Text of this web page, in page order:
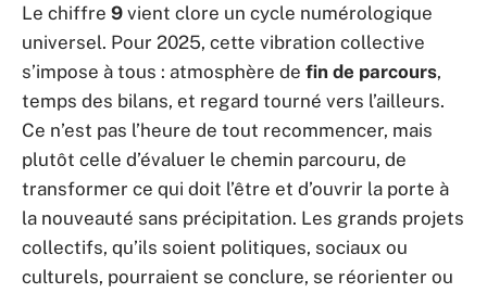
Le chiffre 9 vient clore un cycle numérologique
universel. Pour 2025, cette vibration collective
s’impose à tous : atmosphère de fin de parcours,
temps des bilans, et regard tourné vers l’ailleurs.
Ce n’est pas l’heure de tout recommencer, mais
plutôt celle d’évaluer le chemin parcouru, de
transformer ce qui doit l’être et d’ouvrir la porte à
la nouveauté sans précipitation. Les grands projets
collectifs, qu’ils soient politiques, sociaux ou
culturels, pourraient se conclure, se réorienter ou